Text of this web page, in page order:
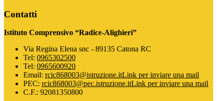
Contatti
Istituto Comprensivo “Radice-Alighieri”
Via Regina Elena snc - 89135 Catona RC
Tel: 0965302500
Tel: 0965600920
Email: rcic868003@istruzione.itLink per inviare una mail
PEC: rcic868003@pec.istruzione.itLink per inviare una mail
C.F.: 92081350800